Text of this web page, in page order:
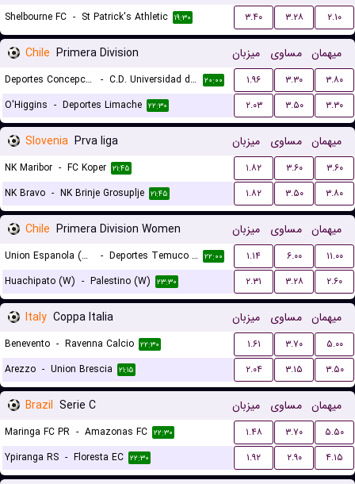
Shelbourne FC - St Patrick's Athletic ۱۹:۳۰ ۳.۴۰ ۳.۲۸ ۲.۱۰
Chile Primera Division میزبان مساوی میهمان
Deportes Concepcion - C.D. Universidad de Concepcion ۲۰:۰۰ ۱.۹۶ ۳.۳۰
۳.۸۰
O'Higgins - Deportes Limache ۲۲:۳۰ ۲.۰۳ ۳.۵۰ ۳.۳۰
Slovenia Prva liga میزبان مساوی میهمان
NK Maribor - FC Koper ۲۱:۴۵ ۱.۸۲ ۳.۶۰
۳.۶۰
NK Bravo - NK Brinje Grosuplje ۲۱:۴۵ ۱.۸۲ ۳.۵۰ ۳.۸۰
Chile Primera Division Women میزبان مساوی میهمان
Union Espanola (W) - Deportes Temuco (W) ۲۲:۰۰ ۱.۱۴ ۶.۰۰
۱۱.۰۰
Huachipato (W) - Palestino (W) ۲۳:۳۰ ۲.۳۱ ۳.۲۸ ۲.۶۰
Italy Coppa Italia میزبان مساوی میهمان
Benevento - Ravenna Calcio ۲۲:۳۰ ۱.۶۱ ۳.۷۰
۵.۰۰
Arezzo - Union Brescia ۲۱:۱۵ ۲.۰۴ ۳.۱۵ ۳.۵۰
Brazil Serie C میزبان مساوی میهمان
Maringa FC PR - Amazonas FC ۲۲:۳۰ ۱.۴۸ ۳.۷۰
۵.۵۰
Ypiranga RS - Floresta EC ۲۲:۳۰ ۱.۹۲ ۲.۹۰ ۴.۱۵